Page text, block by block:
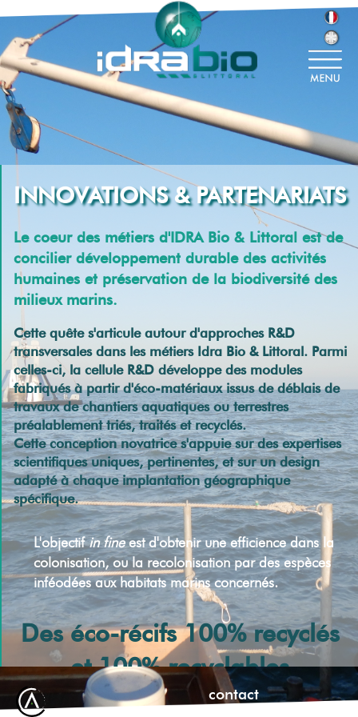
INNOVATIONS & PARTENARIATS
Le coeur des métiers d'IDRA Bio & Littoral est de
concilier développement durable des activités
humaines et préservation de la biodiversité des
milieux marins.
Cette quête s'articule autour d'approches R&D
transversales dans les métiers Idra Bio & Littoral. Parmi
celles-ci, la cellule R&D développe des modules
fabriqués à partir d'éco-matériaux issus de déblais de
travaux de chantiers aquatiques ou terrestres
préalablement triés, traités et recyclés.
Cette conception novatrice s'appuie sur des expertises
scientifiques uniques, pertinentes, et sur un design
adapté à chaque implantation géographique
spécifique.
L'objectifin fineest d'obtenir une efficience dans la
colonisation, ou la recolonisation par des espèces
inféodées aux habitats marins concernés.
Des éco-récifs 100% recyclés
et 100% recyclables
contact